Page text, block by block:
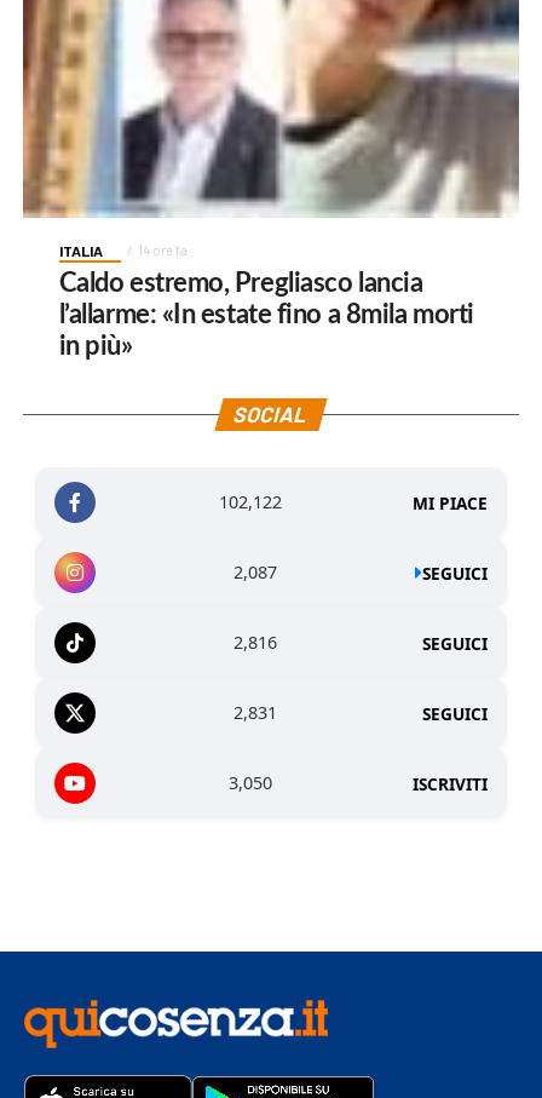
ITALIA 14 ore fa
Caldo estremo, Pregliasco lancia
l’allarme: «In estate fino a 8mila morti
in più»
SOCIAL
102,122 MI PIACE
2,087 SEGUICI
2,816 SEGUICI
2,831 SEGUICI
3,050 ISCRIVITI